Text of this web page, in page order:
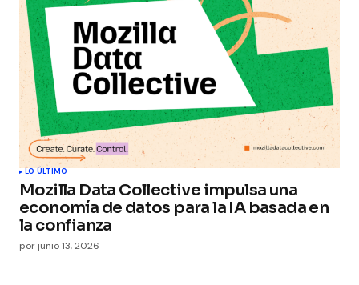
LO ÚLTIMO
Mozilla Data Collective impulsa una
economía de datos para la IA basada en
la confianza
por junio 13, 2026